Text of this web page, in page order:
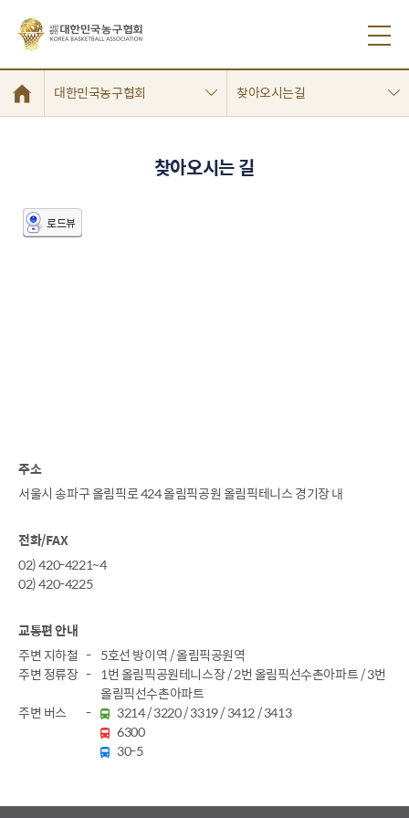
대한민국농구협회 찾아오시는길
찾아오시는 길
로드뷰
주소
서울시 송파구 올림픽로 424 올림픽공원 올림픽테니스 경기장 내
전화/FAX
02) 420-4221~4
02) 420-4225
교통편 안내
주변 지하철
5호선 방이역 / 올림픽공원역
주변 정류장
1번 올림픽공원테니스장 / 2번 올림픽선수촌아파트 / 3번
올림픽선수촌아파트
주변 버스
3214 / 3220 / 3319 / 3412 / 3413
6300
30-5